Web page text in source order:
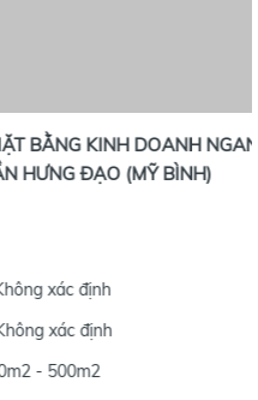
DOANH NGANG 10M
(MỸ BÌNH)